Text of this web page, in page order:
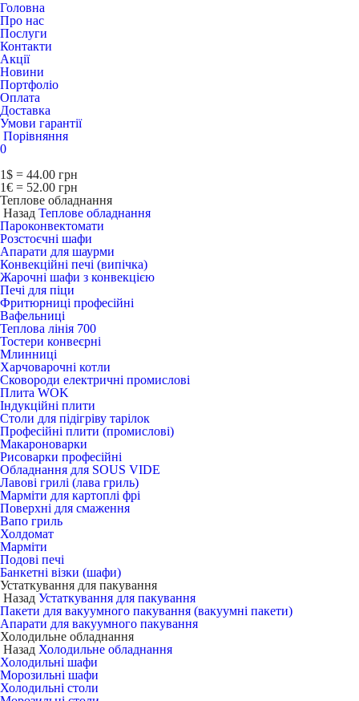
Головна
Про нас
Послуги
Контакти
Акції
Новини
Портфоліо
Оплата
Доставка
Умови гарантії
Порівняння
0
1$ = 44.00 грн
1€ = 52.00 грн
Теплове обладнання
Назад Теплове обладнання
Пароконвектомати
Розстоєчні шафи
Апарати для шаурми
Конвекційні печі (випічка)
Жарочні шафи з конвекцією
Печі для піци
Фритюрниці професійні
Вафельниці
Теплова лінія 700
Тостери конвеєрні
Млинниці
Харчоварочні котли
Сковороди електричні промислові
Плита WOK
Індукційні плити
Столи для підігріву тарілок
Професійні плити (промислові)
Макароноварки
Рисоварки професійні
Обладнання для SOUS VIDE
Лавові грилі (лава гриль)
Марміти для картоплі фрі
Поверхні для смаження
Вапо гриль
Холдомат
Марміти
Подові печі
Банкетні візки (шафи)
Устаткування для пакування
Назад Устаткування для пакування
Пакети для вакуумного пакування (вакуумні пакети)
Апарати для вакуумного пакування
Холодильне обладнання
Назад Холодильне обладнання
Холодильні шафи
Морозильні шафи
Холодильні столи